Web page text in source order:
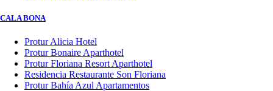
CALA BONA
Protur Alicia Hotel
Protur Bonaire Aparthotel
Protur Floriana Resort Aparthotel
Residencia Restaurante Son Floriana
Protur Bahía Azul Apartamentos